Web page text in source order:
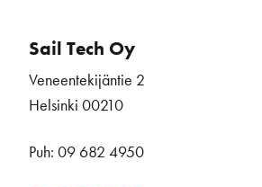
Sail Tech Oy
Veneentekijäntie 2
Helsinki 00210
Puh: 09 682 4950